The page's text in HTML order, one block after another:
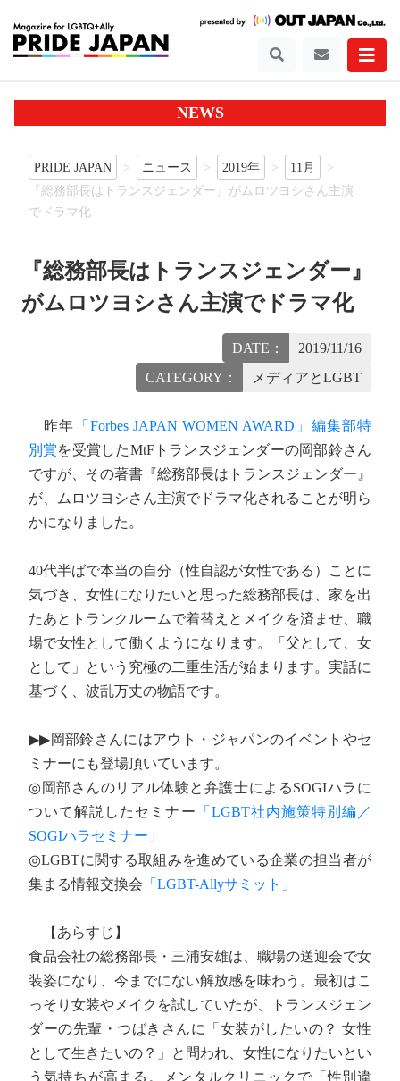
NEWS
PRIDE JAPAN ニュース 2019年
11月
『総務部長はトランスジェンダー』がムロツヨシさん主演
でドラマ化
『総務部長はトランスジェンダー』
がムロツヨシさん主演でドラマ化
DATE：
2019/11/16
CATEGORY：
メディアとLGBT
昨年 「Forbes JAPAN WOMEN AWARD」編集部特
別賞を受賞したMtFトランスジェンダーの岡部鈴さん
ですが、その著書『総務部長はトランスジェンダー』
が、ムロツヨシさん主演でドラマ化されることが明ら
かになりました。
40代半ばで本当の自分（性自認が女性である）ことに
気づき、女性になりたいと思った総務部長は、家を出
たあとトランクルームで着替えとメイクを済ませ、職
場で女性として働くようになります。「父として、女
として」という究極の二重生活が始まります。実話に
基づく、波乱万丈の物語です。
▶▶岡部鈴さんにはアウト・ジャパンのイベントやセ
ミナーにも登場頂いています。
◎岡部さんのリアル体験と弁護士によるSOGIハラに
ついて解説したセミナー 「LGBT社内施策特別編／
SOGIハラセミナー」
◎LGBTに関する取組みを進めている企業の担当者が
集まる情報交換会 「LGBT-Allyサミット」
【あらすじ】
食品会社の総務部長・三浦安雄は、職場の送迎会で女
装姿になり、今までにない解放感を味わう。最初はこ
っそり女装やメイクを試していたが、トランスジェン
ダーの先輩・つばきさんに「女装がしたいの？ 女性
として生きたいの？」と問われ、女性になりたいとい
う気持ちが高まる。メンタルクリニックで「性別違